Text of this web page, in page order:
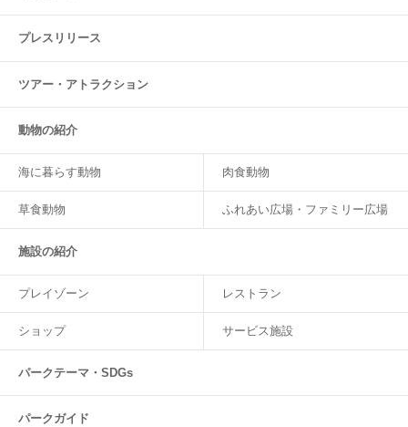
プレスリリース
ツアー・ アトラクション
動物の紹介
海に暮らす動物 肉食動物
草食動物 ふれあい広場・ファミリー広場
施設の紹介
プレイゾーン レストラン
ショップ サービス施設
パークテーマ・SDGs
パークガイド